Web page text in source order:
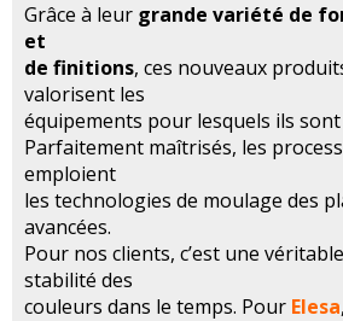
Grâce à leur grande variété de
et
de finitions, ces nouveaux
valorisent les
équipements pour lesquels ils sont
Parfaitement maîtrisés, les
emploient
les technologies de moulage des
avancées.
Pour nos clients, c’est une
stabilité des
couleurs dans le temps. Pour Elesa